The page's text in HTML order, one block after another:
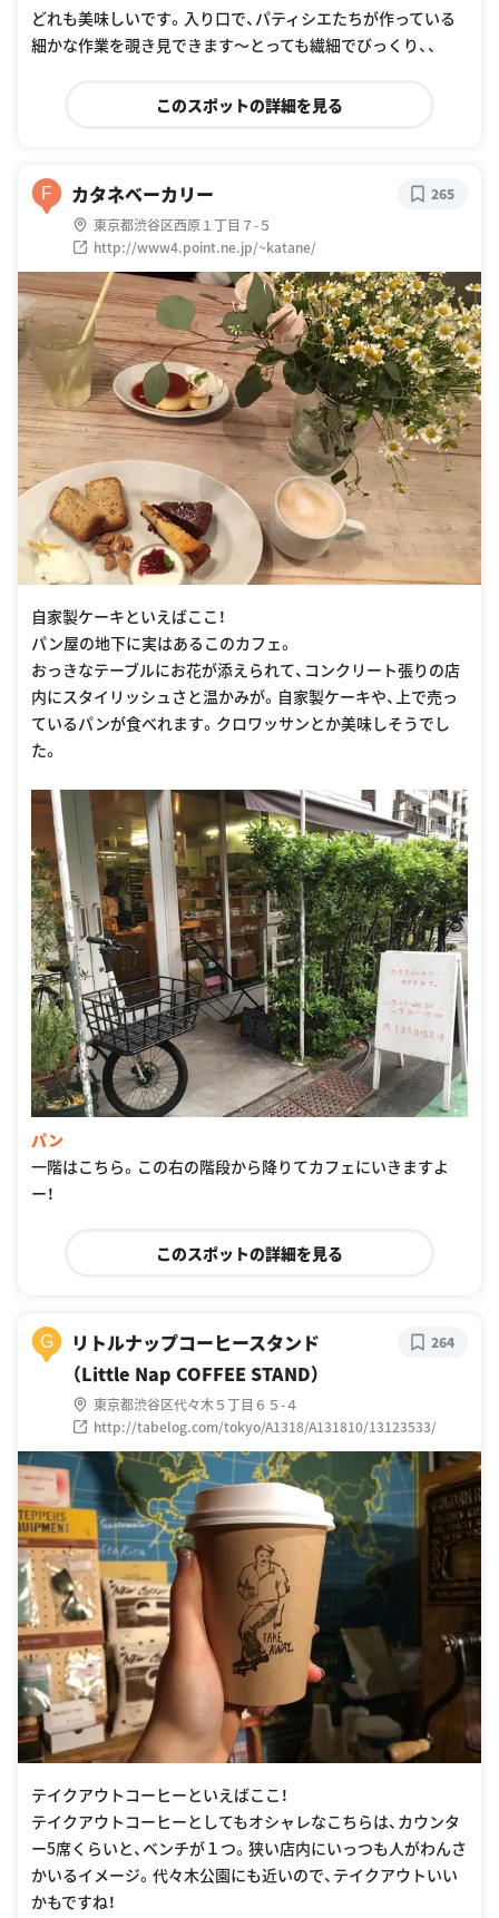
どれも美味しいです。入り口で、パティシエたちが作っている
細かな作業を覗き見できます〜とっても繊細でびっくり、、
このスポットの詳細を見る
F カタネベーカリー
東京都渋谷区西原１丁目７-５
http://www4.point.ne.jp/~katane/
265
自家製ケーキといえばここ！
パン屋の地下に実はあるこのカフェ。
おっきなテーブルにお花が添えられて、コンクリート張りの店
内にスタイリッシュさと温かみが。自家製ケーキや、上で売っ
ているパンが食べれます。クロワッサンとか美味しそうでし
た。
パン
一階はこちら。この右の階段から降りてカフェにいきますよ
ー！
このスポットの詳細を見る
G
リトルナップコーヒースタンド
（Little Nap COFFEE STAND）
東京都渋谷区代々木５丁目６５-４
http://tabelog.com/tokyo/A1318/A131810/13123533/
264
テイクアウトコーヒーといえばここ！
テイクアウトコーヒーとしてもオシャレなこちらは、カウンタ
ー5席くらいと、ベンチが１つ。狭い店内にいっつも人がわんさ
かいるイメージ。代々木公園にも近いので、テイクアウトいい
かもですね！